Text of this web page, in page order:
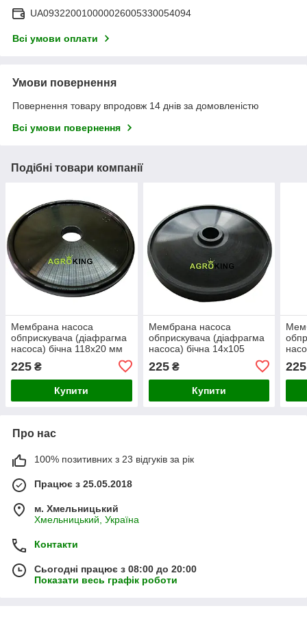
UA093220010000026005330054094
Всі умови оплати
Умови повернення
Повернення товару впродовж 14 днів за домовленістю
Всі умови повернення
Подібні товари компанії
Мембрана насоса
обприскувача (діафрагма
насоса) бічна 118х20 мм
225 ₴
Купити
Мембрана насоса
обприскувача (діафрагма
насоса) бічна 14х105
225₴
Купити
225
Про нас
100% позитивних з 23 відгуків за рік
Працює з 25.05.2018
м. Хмельницький
Хмельницький, Україна
Контакти
Сьогодні працює з 08:00 до 20:00
Показати весь графік роботи